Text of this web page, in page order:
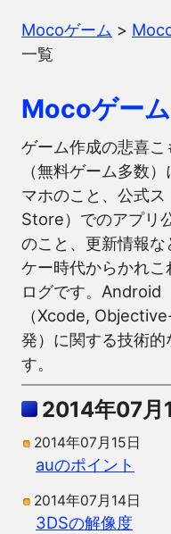
Mocoゲーム >
一覧
Mocoゲー
ゲーム作成の悲喜
（無料ゲーム多数
マホのこと、公式
Store）でのアプリ
のこと、更新情報
ケー時代からかれ
ログです。Android
（Xcode,
発）に関する技術的
す。
2014年07月
2014年07月15日
auのポイント
2014年07月14日
3DSの解像度